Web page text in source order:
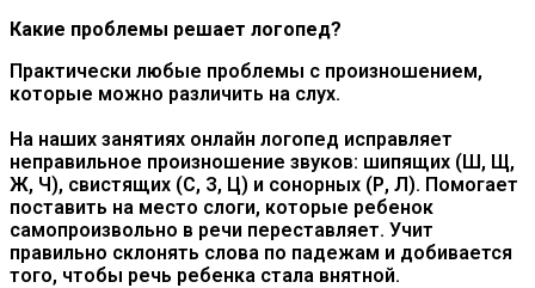
Какие проблемы решает логопед?
Практически любые проблемы с произношением,
которые можно различить на слух.
На наших занятиях онлайн логопед исправляет
неправильное произношение звуков: шипящих (Ш, Щ,
Ж, Ч), свистящих (С, З, Ц) и сонорных (Р, Л). Помогает
поставить на место слоги, которые ребенок
самопроизвольно в речи переставляет. Учит
правильно склонять слова по падежам и добивается
того, чтобы речь ребенка стала внятной.